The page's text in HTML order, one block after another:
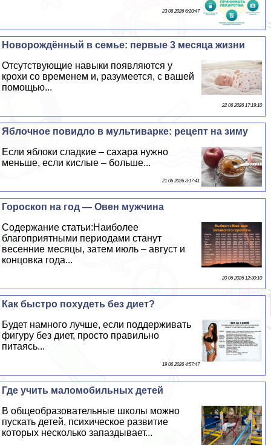
23 06 2026 6:20:47
Новорождённый в семье: первые 3 месяца жизни
Отсутствующие навыки появляются у
крохи со временем и, разумеется, с вашей
помощью...
22 06 2026 17:19:10
Яблочное повидло в мультиварке: рецепт на зиму
Если яблоки сладкие – сахара нужно
меньше, если кислые – больше...
21 06 2026 3:17:41
Гороскоп на год — Овен мужчина
Содержание статьи:Наиболее
благоприятными периодами станут
весенние месяцы, затем июль – август и
концовка года...
20 06 2026 12:30:10
Как быстро похудеть без диет?
Будет намного лучше, если поддерживать
фигуру без диет, просто правильно
питаясь...
19 06 2026 4:57:47
Где учить маломобильных детей
В общеобразовательные школы можно
пускать детей, психическое развитие
которых несколько запаздывает...